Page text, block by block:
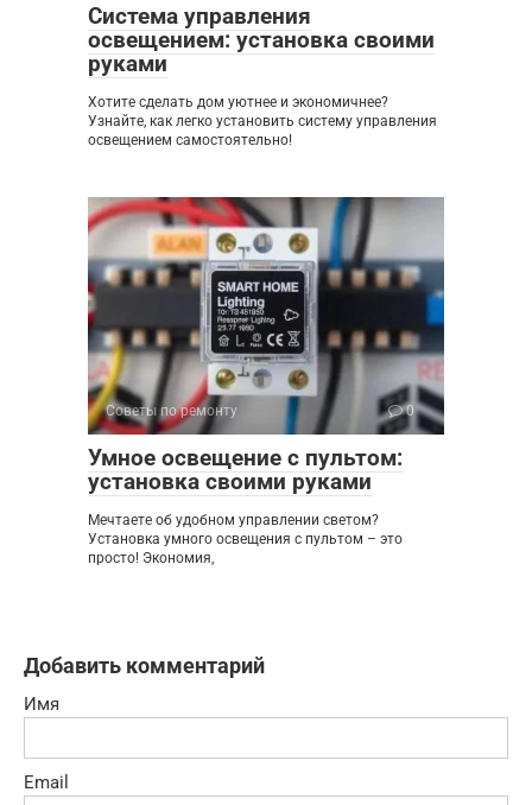
Система управления
освещением: установка своими
руками
Хотите сделать дом уютнее и экономичнее?
Узнайте, как легко установить систему управления
освещением самостоятельно!
Советы по ремонту 0
Умное освещение с пультом:
установка своими руками
Мечтаете об удобном управлении светом?
Установка умного освещения с пультом – это
просто! Экономия,
Добавить комментарий
Имя
Email